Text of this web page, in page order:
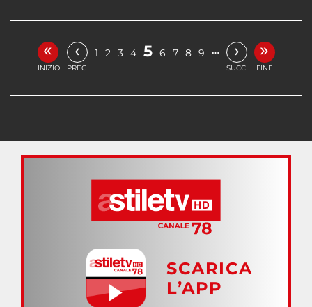
«
INIZIO
‹
PREC.
1 2 3 4 5 6 7 8 9 … ›
SUCC.
»
FINE
SCARICA
L’APP